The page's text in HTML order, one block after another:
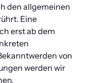
den allgemeinen
Eine
erst ab dem
von
werden wir